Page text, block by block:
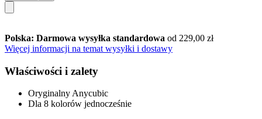
Polska: Darmowa wysyłka standardowa od 229,00 zł
Więcej informacji na temat wysyłki i dostawy
Właściwości i zalety
Oryginalny Anycubic
Dla 8 kolorów jednocześnie